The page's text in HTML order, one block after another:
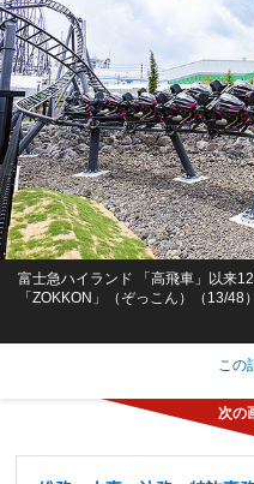
富士急ハイランド 「高飛車」以来
「ZOKKON」（ぞっこん）（13/48）
この